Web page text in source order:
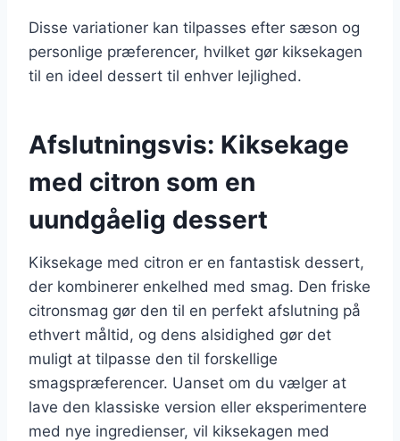
Disse variationer kan tilpasses efter sæson og
personlige præferencer, hvilket gør kiksekagen
til en ideel dessert til enhver lejlighed.
Afslutningsvis: Kiksekage
med citron som en
uundgåelig dessert
Kiksekage med citron er en fantastisk dessert,
der kombinerer enkelhed med smag. Den friske
citronsmag gør den til en perfekt afslutning på
ethvert måltid, og dens alsidighed gør det
muligt at tilpasse den til forskellige
smagspræferencer. Uanset om du vælger at
lave den klassiske version eller eksperimentere
med nye ingredienser, vil kiksekagen med